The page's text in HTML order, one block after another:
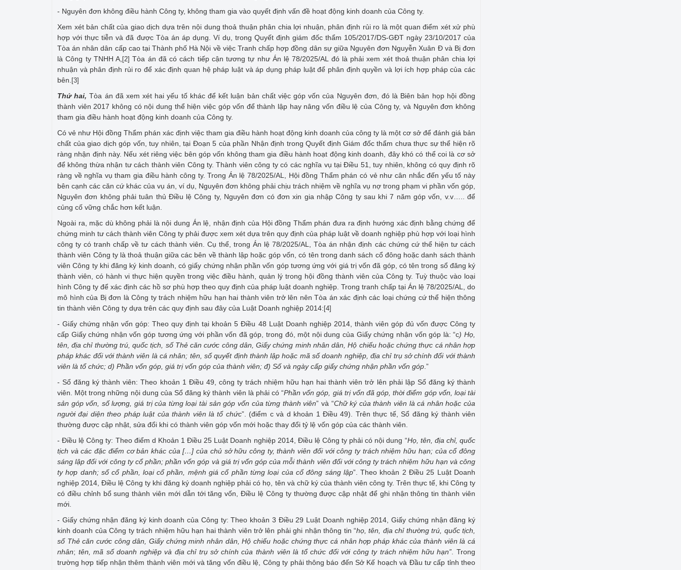
- Nguyên đơn không điều hành Công ty, không tham gia vào quyết định vấn đề hoạt động kinh doanh của Công ty.
Xem xét bản chất của giao dịch dựa trên nội dung thoả thuận phân chia lợi nhuận, phân định rủi ro là một quan điểm xét xử phù
hợp với thực tiễn và đã được Tòa án áp dụng. Ví dụ, trong Quyết định giám đốc thẩm 105/2017/DS-GĐT ngày 23/10/2017 của
Tòa án nhân dân cấp cao tại Thành phố Hà Nội về việc Tranh chấp hợp đồng dân sự giữa Nguyên đơn Nguyễn Xuân Đ và Bị đơn
là Công ty TNHH A, [2] Tòa án đã có cách tiếp cận tương tự như Án lệ 78/2025/AL đó là phải xem xét thoả thuận phân chia lợi
nhuận và phân định rủi ro để xác định quan hệ pháp luật và áp dụng pháp luật để phân định quyền và lợi ích hợp pháp của các
bên. [3]
Thứ hai, Tòa án đã xem xét hai yếu tố khác để kết luận bản chất việc góp vốn của Nguyên đơn, đó là Biên bản họp hội đồng
thành viên 2017 không có nội dung thể hiện việc góp vốn để thành lập hay nâng vốn điều lệ của Công ty, và Nguyên đơn không
tham gia điều hành hoạt động kinh doanh của Công ty.
Có vẻ như Hội đồng Thẩm phán xác định việc tham gia điều hành hoạt động kinh doanh của công ty là một cơ sở để đánh giá bản
chất của giao dịch góp vốn, tuy nhiên, tại Đoạn 5 của phần Nhận định trong Quyết định Giám đốc thẩm chưa thực sự thể hiện rõ
ràng nhận định này. Nếu xét riêng việc bên góp vốn không tham gia điều hành hoạt động kinh doanh, đây khó có thể coi là cơ sở
để không thừa nhận tư cách thành viên Công ty. Thành viên công ty có các nghĩa vụ tại Điều 51, tuy nhiên, không có quy định rõ
ràng về nghĩa vụ tham gia điều hành công ty. Trong Án lệ 78/2025/AL, Hội đồng Thẩm phán có vẻ như cân nhắc đến yếu tố này
bên cạnh các căn cứ khác của vụ án, ví dụ, Nguyên đơn không phải chịu trách nhiệm về nghĩa vụ nợ trong phạm vi phần vốn góp,
Nguyên đơn không phải tuân thủ Điều lệ Công ty, Nguyên đơn có đơn xin gia nhập Công ty sau khi 7 năm góp vốn, v.v….. để
củng cố vững chắc hơn kết luận.
Ngoài ra, mặc dù không phải là nội dung Án lệ, nhận định của Hội đồng Thẩm phán đưa ra định hướng xác định bằng chứng để
chứng minh tư cách thành viên Công ty phải được xem xét dựa trên quy định của pháp luật về doanh nghiệp phù hợp với loại hình
công ty có tranh chấp về tư cách thành viên. Cụ thể, trong Án lệ 78/2025/AL, Tòa án nhận định các chứng cứ thể hiện tư cách
thành viên Công ty là thoả thuận giữa các bên về thành lập hoặc góp vốn, có tên trong danh sách cổ đông hoặc danh sách thành
viên Công ty khi đăng ký kinh doanh, có giấy chứng nhận phần vốn góp tương ứng với giá trị vốn đã góp, có tên trong sổ đăng ký
thành viên, có hành vi thực hiện quyền trong việc điều hành, quản lý trong hội đồng thành viên của Công ty. Tuỳ thuộc vào loại
hình Công ty để xác định các hồ sơ phù hợp theo quy định của pháp luật doanh nghiệp. Trong tranh chấp tại Án lệ 78/2025/AL, do
mô hình của Bị đơn là Công ty trách nhiệm hữu hạn hai thành viên trở lên nên Tòa án xác định các loại chứng cứ thể hiện thông
tin thành viên Công ty dựa trên các quy định sau đây của Luật Doanh nghiệp 2014: [4]
- Giấy chứng nhận vốn góp: Theo quy định tại khoản 5 Điều 48 Luật Doanh nghiệp 2014, thành viên góp đủ vốn được Công ty
cấp Giấy chứng nhận vốn góp tương ứng với phần vốn đã góp, trong đó, một nội dung của Giấy chứng nhận vốn góp là: “c) Họ,
tên, địa chỉ thường trú, quốc tịch, số Thẻ căn cước công dân, Giấy chứng minh nhân dân, Hộ chiếu hoặc chứng thực cá nhân hợp
pháp khác đối với thành viên là cá nhân; tên, số quyết định thành lập hoặc mã số doanh nghiệp, địa chỉ trụ sở chính đối với thành
viên là tổ chức; d) Phần vốn góp, giá trị vốn góp của thành viên; đ) Số và ngày cấp giấy chứng nhận phần vốn góp .”
- Sổ đăng ký thành viên: Theo khoản 1 Điều 49, công ty trách nhiệm hữu hạn hai thành viên trở lên phải lập Sổ đăng ký thành
viên. Một trong những nội dung của Sổ đăng ký thành viên là phải có “Phần vốn góp, giá trị vốn đã góp, thời điểm góp vốn, loại tài
sản góp vốn, số lượng, giá trị của từng loại tài sản góp vốn của từng thành viên” và “Chữ ký của thành viên là cá nhân hoặc của
người đại diện theo pháp luật của thành viên là tổ chức”. (điểm c và d khoản 1 Điều 49). Trên thực tế, Sổ đăng ký thành viên
thường được cập nhật, sửa đổi khi có thành viên góp vốn mới hoặc thay đổi tỷ lệ vốn góp của các thành viên.
- Điều lệ Công ty: Theo điểm d Khoản 1 Điều 25 Luật Doanh nghiệp 2014, Điều lệ Công ty phải có nội dung “Họ, tên, địa chỉ, quốc
tịch và các đặc điểm cơ bản khác của […]của chủ sở hữu công ty, thành viên đối với công ty trách nhiệm hữu hạn; của cổ đông
sáng lập đối với công ty cổ phần; phần vốn góp và giá trị vốn góp của mỗi thành viên đối với công ty trách nhiệm hữu hạn và công
ty hợp danh; số cổ phần, loại cổ phần, mệnh giá cổ phần từng loại của cổ đông sáng lập”. Theo khoản 2 Điều 25 Luật Doanh
nghiệp 2014, Điều lệ Công ty khi đăng ký doanh nghiệp phải có họ, tên và chữ ký của thành viên công ty. Trên thực tế, khi Công ty
có điều chỉnh bổ sung thành viên mới dẫn tới tăng vốn, Điều lệ Công ty thường được cập nhật để ghi nhận thông tin thành viên
mới.
- Giấy chứng nhận đăng ký kinh doanh của Công ty: Theo khoản 3 Điều 29 Luật Doanh nghiệp 2014, Giấy chứng nhận đăng ký
kinh doanh của Công ty trách nhiệm hữu hạn hai thành viên trở lên phải ghi nhận thông tin “họ, tên, địa chỉ thường trú, quốc tịch,
số Thẻ căn cước công dân, Giấy chứng minh nhân dân, Hộ chiếu hoặc chứng thực cá nhân hợp pháp khác của thành viên là cá
nhân; tên, mã số doanh nghiệp và địa chỉ trụ sở chính của thành viên là tổ chức đối với công ty trách nhiệm hữu hạn” . Trong
trường hợp tiếp nhận thêm thành viên mới và tăng vốn điều lệ, Công ty phải thông báo đến Sở Kế hoạch và Đầu tư cấp tỉnh theo